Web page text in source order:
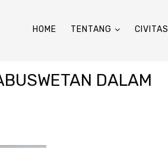
HOME TENTANG CIVITAS
DALAM